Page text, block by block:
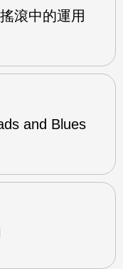
滾中的運用
and Blues